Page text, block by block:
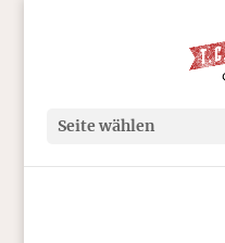
Seite wählen